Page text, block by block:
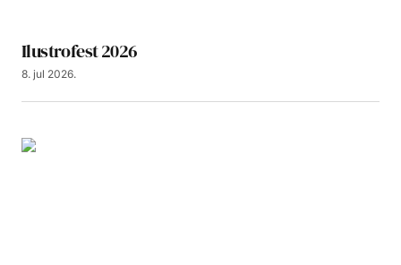
Ilustrofest 2026
8. jul 2026.